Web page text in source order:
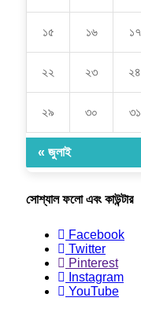
১৫ ১৬ ১৭
২২ ২৩ ২৪
২৯ ৩০ ৩১
« জুলাই
সোশ্যাল ফলো এবং কাউন্টার
Facebook
Twitter
Pinterest
Instagram
YouTube